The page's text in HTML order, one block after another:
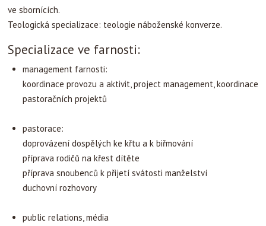
ve sbornících.
Teologická specializace: teologie náboženské konverze.
Specializace ve farnosti:
management farnosti:
koordinace provozu a aktivit, project management, koordinace
pastoračních projektů
pastorace:
doprovázení dospělých ke křtu a k biřmování
příprava rodičů na křest dítěte
příprava snoubenců k přijetí svátosti manželství
duchovní rozhovory
public relations, média